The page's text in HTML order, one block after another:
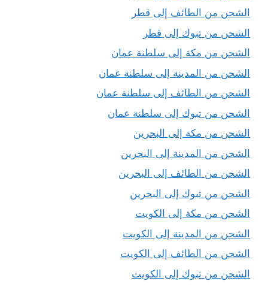
الشحن من الطائف إلى قطر
الشحن من تبوك إلى قطر
الشحن من مكة إلى سلطنة عمان
الشحن من المدينة إلى سلطنة عمان
الشحن من الطائف إلى سلطنة عمان
الشحن من تبوك إلى سلطنة عمان
الشحن من مكة إلى البحرين
الشحن من المدينة إلى البحرين
الشحن من الطائف إلى البحرين
الشحن من تبوك إلى البحرين
الشحن من مكة إلى الكويت
الشحن من المدينة إلى الكويت
الشحن من الطائف إلى الكويت
الشحن من تبوك إلى الكويت